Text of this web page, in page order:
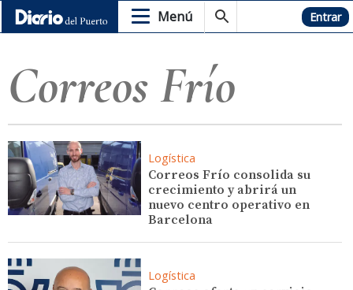
Menú Hemeroteca Entrar
Correos Frío
Logística
Correos Frío consolida su
crecimiento y abrirá un
nuevo centro operativo en
Barcelona
Logística